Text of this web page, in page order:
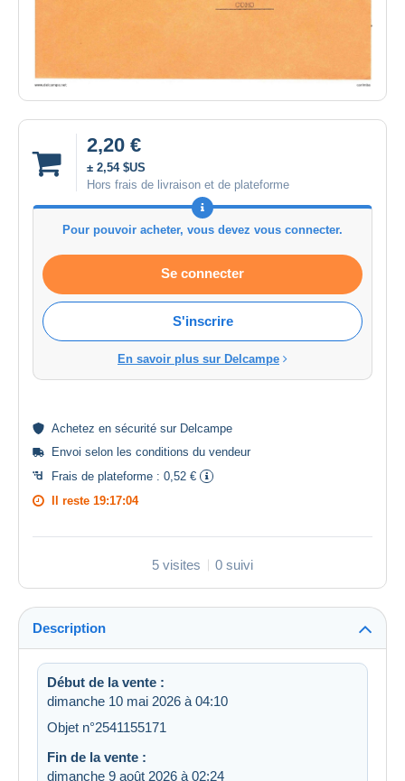
2,20 €
± 2,54 $US
Hors frais de livraison et de plateforme
Pour pouvoir acheter, vous devez vous connecter.
Se connecter
S'inscrire
En savoir plus sur Delcampe
Achetez en sécurité sur Delcampe
Envoi selon les conditions du vendeur
Frais de plateforme : 0,52 €
Il reste 19:17:04
5 visites 0 suivi
Description
Début de la vente :
dimanche 10 mai 2026 à 04:10
Objet n°2541155171
Fin de la vente :
dimanche 9 août 2026 à 02:24